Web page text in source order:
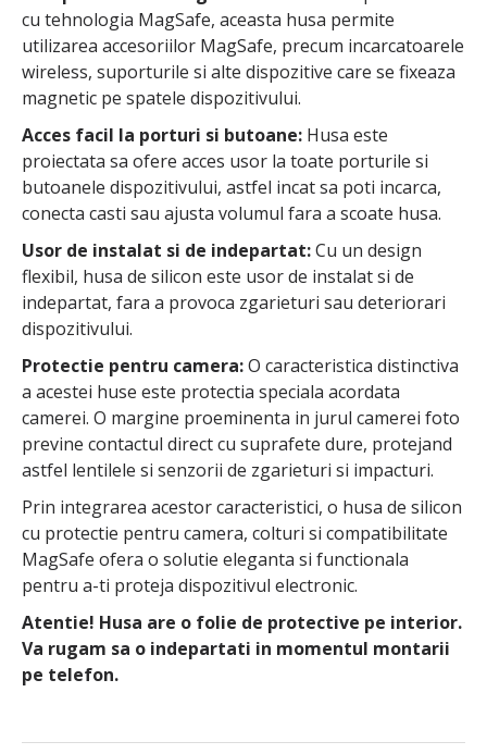
cu tehnologia MagSafe, aceasta husa permite
utilizarea accesoriilor MagSafe, precum incarcatoarele
wireless, suporturile si alte dispozitive care se fixeaza
magnetic pe spatele dispozitivului.
Acces facil la porturi si butoane: Husa este
proiectata sa ofere acces usor la toate porturile si
butoanele dispozitivului, astfel incat sa poti incarca,
conecta casti sau ajusta volumul fara a scoate husa.
Usor de instalat si de indepartat:Cu un design
flexibil, husa de silicon este usor de instalat si de
indepartat, fara a provoca zgarieturi sau deteriorari
dispozitivului.
Protectie pentru camera:O caracteristica distinctiva
a acestei huse este protectia speciala acordata
camerei. O margine proeminenta in jurul camerei foto
previne contactul direct cu suprafete dure, protejand
astfel lentilele si senzorii de zgarieturi si impacturi.
Prin integrarea acestor caracteristici, o husa de silicon
cu protectie pentru camera, colturi si compatibilitate
MagSafe ofera o solutie eleganta si functionala
pentru a-ti proteja dispozitivul electronic.
Atentie! Husa are o folie de protective pe interior.
Va rugam sa o indepartati in momentul montarii
pe telefon.